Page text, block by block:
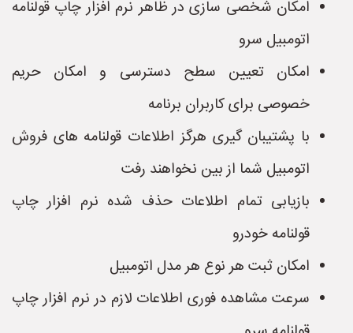
امکان شخصی سازی در ظاهر نرم افزار چاپ قولنامه
اتومبیل سرو
امکان تعیین سطح دسترسی و امکان حریم
خصوصی برای کاربران برنامه
با پشتیبان گیری هرگز اطلاعات قولنامه های فروش
اتومبیل شما از بین نخواهند رفت
بازیابی تمام اطلاعات حذف شده نرم افزار چاپ
قولنامه خودرو
امکان ثبت هر نوع هر مدل اتومبیل
سرعت مشاهده فوری اطلاعات لازم در نرم افزار چاپ